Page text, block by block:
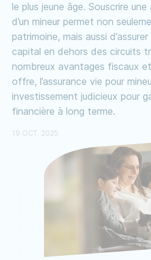
le plus jeune âge. Souscrire
d’un mineur permet non
patrimoine, mais aussi
capital en dehors des circuits
nombreux avantages fiscaux
offre, l’assurance vie pour
investissement judicieux pour
financière à long terme.
19 OCT. 2025